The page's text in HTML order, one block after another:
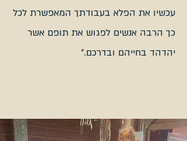
עכשיו את הפלא בעבודתך המאפשרת לכל
כך הרבה אנשים לפגוש את תופם אשר
יהדהד בחייהם ובדרכם."